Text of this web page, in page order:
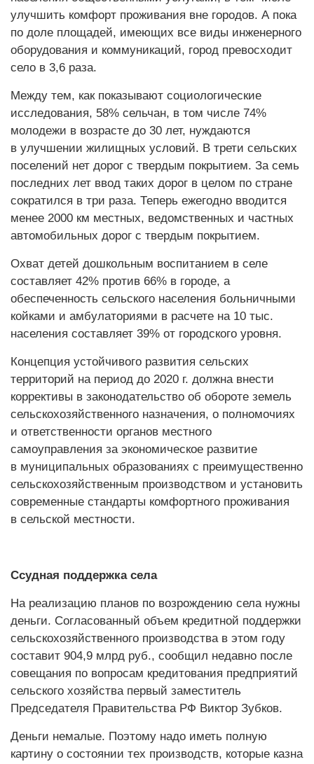
улучшить комфорт проживания вне городов. А пока
по доле площадей, имеющих все виды инженерного
оборудования и коммуникаций, город превосходит
село в 3,6 раза.
Между тем, как показывают социологические
исследования, 58% сельчан, в том числе 74%
молодежи в возрасте до 30 лет, нуждаются
в улучшении жилищных условий. В трети сельских
поселений нет дорог с твердым покрытием. За семь
последних лет ввод таких дорог в целом по стране
сократился в три раза. Теперь ежегодно вводится
менее 2000 км местных, ведомственных и частных
автомобильных дорог с твердым покрытием.
Охват детей дошкольным воспитанием в селе
составляет 42% против 66% в городе, а
обеспеченность сельского населения больничными
койками и амбулаториями в расчете на 10 тыс.
населения составляет 39% от городского уровня.
Концепция устойчивого развития сельских
территорий на период до 2020 г. должна внести
коррективы в законодательство об обороте земель
сельскохозяйственного назначения, о полномочиях
и ответственности органов местного
самоуправления за экономическое развитие
в муниципальных образованиях с преимущественно
сельскохозяйственным производством и установить
современные стандарты комфортного проживания
в сельской местности.
Ссудная поддержка села
На реализацию планов по возрождению села нужны
деньги. Согласованный объем кредитной поддержки
сельскохозяйственного производства в этом году
составит 904,9 млрд руб., сообщил недавно после
совещания по вопросам кредитования предприятий
сельского хозяйства первый заместитель
Председателя Правительства РФ Виктор Зубков.
Деньги немалые. Поэтому надо иметь полную
картину о состоянии тех производств, которые казна